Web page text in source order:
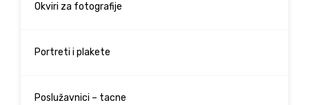
Okviri za fotografije
Portreti i plakete
Poslužavnici – tacne